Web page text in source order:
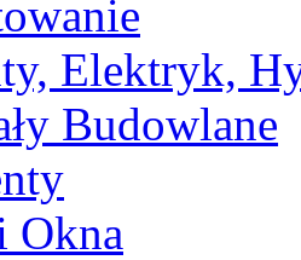
Elektryk,
Budowlane
Okna